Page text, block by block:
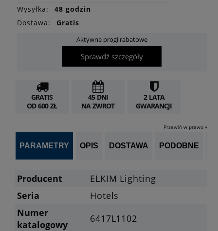
Wysyłka:
48 godzin
Dostawa:
Gratis
Aktywne progi rabatowe
Sprawdź szczegóły
GRATIS
OD 600 ZŁ
45 DNI
NA ZWROT
2 LATA
GWARANCJI
Przewiń w prawo »
PARAMETRY OPIS DOSTAWA PODOBNE
Producent
ELKIM Lighting
Seria
Hotels
Numer
katalogowy
6417L1102